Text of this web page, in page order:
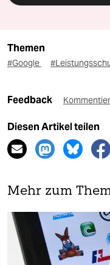
Themen
#Google
Feedback
Diesen Artikel teilen
Mehr zum